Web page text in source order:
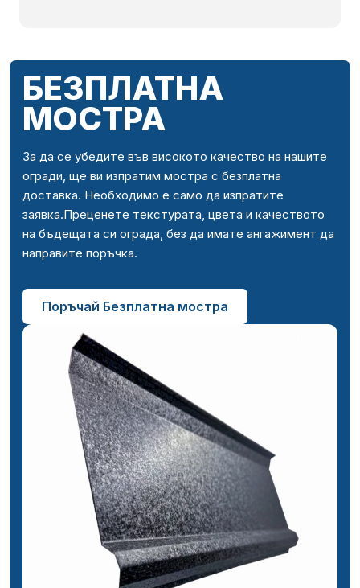
БЕЗПЛАТНА
МОСТРА
За да се убедите във високото качество на нашите
огради, ще ви изпратим мостра с безплатна
доставка. Необходимо е само да изпратите
заявка.Преценете текстурата, цвета и качеството
на бъдещата си ограда, без да имате ангажимент да
направите поръчка.
Поръчай Безплатна мостра